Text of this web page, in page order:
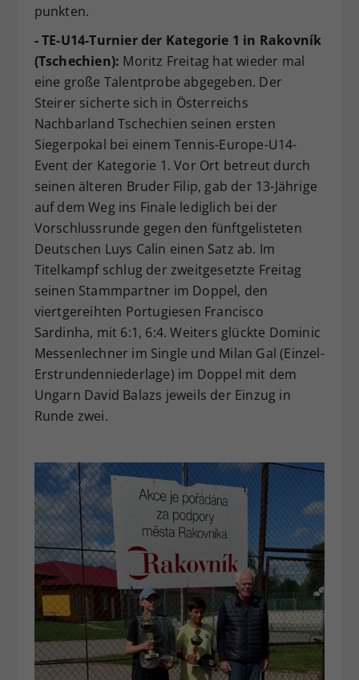
punkten.
- TE-U14-Turnier der Kategorie 1 in Rakovník
(Tschechien): Moritz Freitag hat wieder mal
eine große Talentprobe abgegeben. Der
Steirer sicherte sich in Österreichs
Nachbarland Tschechien seinen ersten
Siegerpokal bei einem Tennis-Europe-U14-
Event der Kategorie 1. Vor Ort betreut durch
seinen älteren Bruder Filip, gab der 13-Jährige
auf dem Weg ins Finale lediglich bei der
Vorschlussrunde gegen den fünftgelisteten
Deutschen Luys Calin einen Satz ab. Im
Titelkampf schlug der zweitgesetzte Freitag
seinen Stammpartner im Doppel, den
viertgereihten Portugiesen Francisco
Sardinha, mit 6:1, 6:4. Weiters glückte Dominic
Messenlechner im Single und Milan Gal (Einzel-
Erstrundenniederlage) im Doppel mit dem
Ungarn David Balazs jeweils der Einzug in
Runde zwei.